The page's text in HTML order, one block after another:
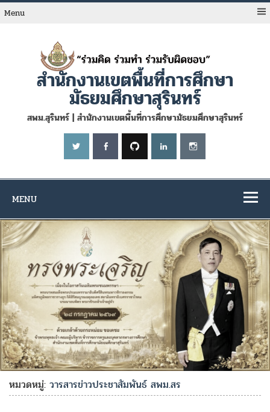
Skip
toMenu
สำนักงานเขตพื้นที่การศึกษา
มัธยมศึกษาสุรินทร์
สพม.สุรินทร์ | สำนักงานเขตพื้นที่การศึกษามัธยมศึกษาสุรินทร์
MENU
หมวดหมู่:วารสารข่าวประชาสัมพันธ์ สพม.สร